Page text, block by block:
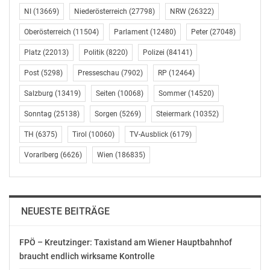
Aarhus Umsetzung nach Tirol und Salzburg jetzt auch in
Niederösterreich
Auch Thomas Alge, Chefjurist von ÖKOBÜRO begrüßt,
dass das Landesverwaltungsgericht Niederösterreich
die Rechte von Umweltschutzorganisationen anerkennt.
Nach dem EuGH-Spruch vom Dezember 2017 im
Zusammenhang mit dem Kraftwerk Tumpen im Tiroler
Ötztal und der Entscheidung des
Verwaltungsgerichtshofs vom vergangenen März in
Sachen Luftreinhaltungsplan Salzburg wird nun ein
weiteres Bundesland in die Pflicht genommen, das
Gesetzgeber, klare Vorgaben zu machen und für
Rechtssicherheit bei der Umsetzung der Aarhus-
Bundesländer zu sorgen“, unterstreicht Alge.
NI (13669) Niederösterreich (27798) NRW (26322)
Oberösterreich (11504) Parlament (12480) Peter (27048)
Platz (22013) Politik (8220) Polizei (84141)
Post (5298) Presseschau (7902) RP (12464)
Salzburg (13419) Seiten (10068) Sommer (14520)
Sonntag (25138) Sorgen (5269) Steiermark (10352)
TH (6375) Tirol (10060) TV-Ausblick (6179)
Vorarlberg (6626) Wien (186835)
NEUESTE BEITRÄGE
FPÖ – Kreutzinger: Taxistand am Wiener Hauptbahnhof
braucht endlich wirksame Kontrolle